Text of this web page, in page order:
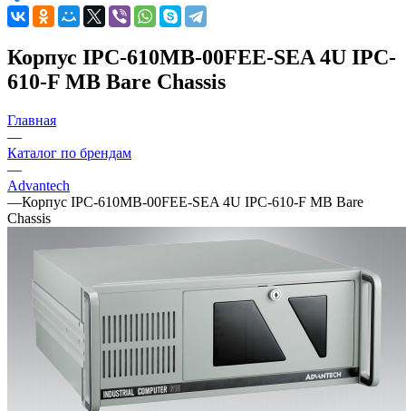
Корпус IPC-610MB-00FEE-SEA 4U IPC-
610-F MB Bare Chassis
Главная
—
Каталог по брендам
—
Advantech
—Корпус IPC-610MB-00FEE-SEA 4U IPC-610-F MB Bare
Chassis